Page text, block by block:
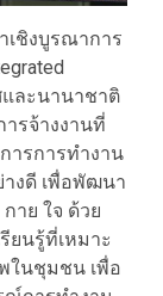
เชิงบูรณาการ
และนานาชาติ
ารจ้างงานที่
ารการทำงาน
งดี เพื่อพัฒนา
าย ใจ ด้วย
ยนรู้ที่เหมาะ
ในชุมชน เพื่อ